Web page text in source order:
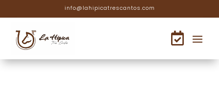
info@lahipicatrescantos.com
